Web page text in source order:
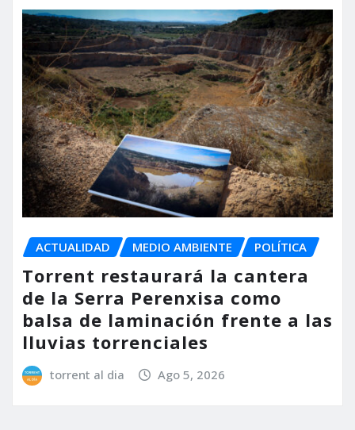
ACTUALIDAD MEDIO AMBIENTE POLÍTICA
Torrent restaurará la cantera
de la Serra Perenxisa como
balsa de laminación frente a las
lluvias torrenciales
torrent al dia Ago 5, 2026